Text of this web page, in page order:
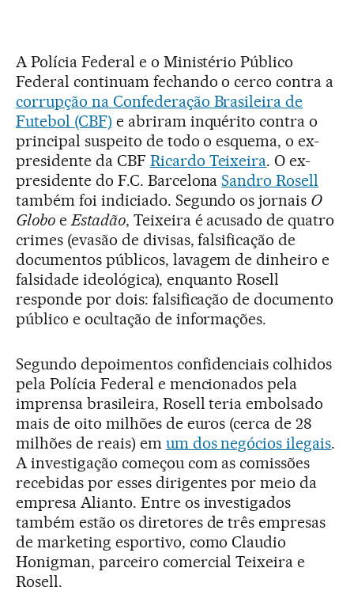
A Polícia Federal e o Ministério Público
Federal continuam fechando o cerco contra a
corrupção na Confederação Brasileira de
Futebol (CBF) e abriram inquérito contra o
principal suspeito de todo o esquema, o ex-
presidente da CBF Ricardo Teixeira. O ex-
presidente do F.C. BarcelonaSandro Rosell
também foi indiciado. Segundo os jornais O
GloboeEstadão, Teixeira é acusado de quatro
crimes (evasão de divisas, falsificação de
documentos públicos, lavagem de dinheiro e
falsidade ideológica), enquanto Rosell
responde por dois: falsificação de documento
público e ocultação de informações.
Segundo depoimentos confidenciais colhidos
pela Polícia Federal e mencionados pela
imprensa brasileira, Rosell teria embolsado
mais de oito milhões de euros (cerca de 28
milhões de reais) em um dos negócios ilegais.
A investigação começou com as comissões
recebidas por esses dirigentes por meio da
empresa Alianto. Entre os investigados
também estão os diretores de três empresas
de marketing esportivo, como Claudio
Honigman, parceiro comercial Teixeira e
Rosell.